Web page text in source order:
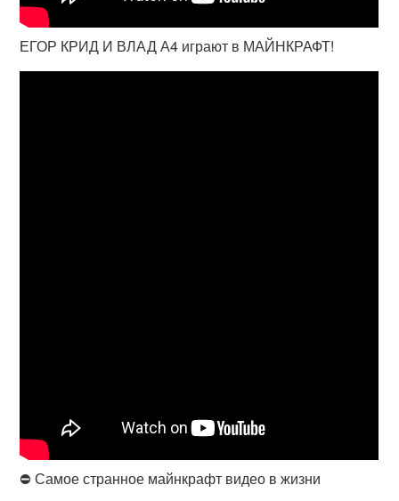
ЕГОР КРИД И ВЛАД А4 играют в МАЙНКРАФТ!
⛔ Самое странное майнкрафт видео в жизни